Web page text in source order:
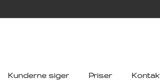
Kunderne siger Priser